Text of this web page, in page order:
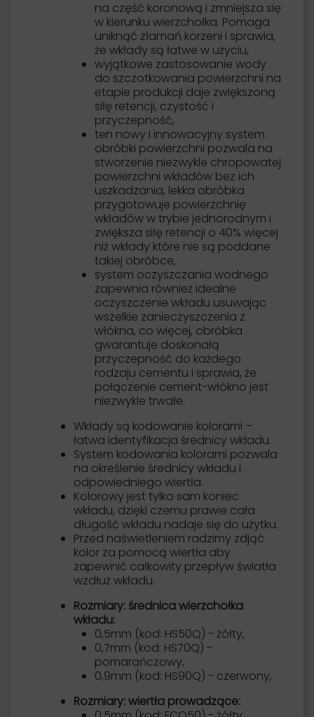
na część koronową i zmniejsza się
w kierunku wierzchołka. Pomaga
uniknąć złamań korzeni i sprawia,
że ​​wkłady są łatwe w użyciu,
wyjątkowe zastosowanie wody
do szczotkowania powierzchni na
etapie produkcji daje zwiększoną
siłę retencji, czystość i
przyczepność,
ten nowy i innowacyjny system
obróbki powierzchni pozwala na
stworzenie niezwykle chropowatej
powierzchni wkładów bez ich
uszkadzania, lekka obróbka
przygotowuje powierzchnię
wkładów w trybie jednorodnym i
zwiększa siłę retencji o 40% więcej
niż wkłady które nie są poddane
takiej obróbce,
system oczyszczania wodnego
zapewnia również idealne
oczyszczenie wkładu usuwając
wszelkie zanieczyszczenia z
włókna, co więcej, obróbka
gwarantuje doskonałą
przyczepność do każdego
rodzaju cementu i sprawia, że ​​
połączenie cement-włókno jest
niezwykle trwałe.
Wkłady są kodowanie kolorami –
łatwa identyfikacja średnicy wkładu.
System kodowania kolorami pozwala
na określenie średnicy wkładu i
odpowiedniego wiertła.
Kolorowy jest tylko sam koniec
wkładu, dzięki czemu prawie cała
długość wkładu nadaje się do użytku.
Przed naświetleniem radzimy zdjąć
kolor za pomocą wiertła aby
zapewnić całkowity przepływ światła
wzdłuż wkładu.
Rozmiary: średnica wierzchołka
wkładu:
0,5mm (kod: HS50Q) - żółty,
0,7mm (kod: HS70Q) -
pomarańczowy,
0,9mm (kod: HS90Q) - czerwony,
Rozmiary: wiertła prowadzące: